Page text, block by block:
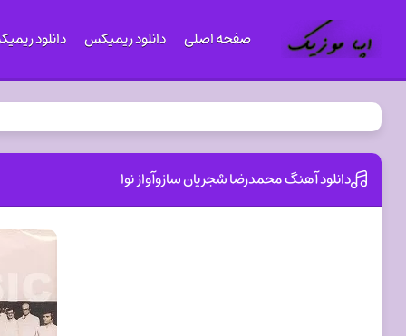
صفحه اصلی دانلود ریمیکس دانلود
دانلود آهنگ محمدرضا شجریان سازوآواز نوا